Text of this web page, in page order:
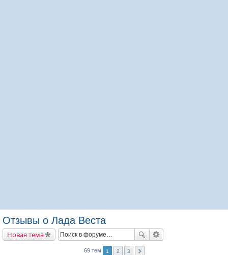
Отзывы о Лада Веста
Новая тема
69 тем 1 2 3